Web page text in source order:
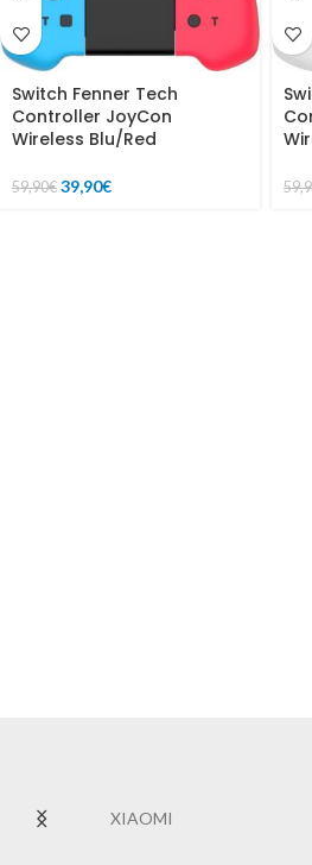
Switch Fenner Tech
Controller JoyCon
Wireless Blu/Red
59,90€ 39,90€
XIAOMI